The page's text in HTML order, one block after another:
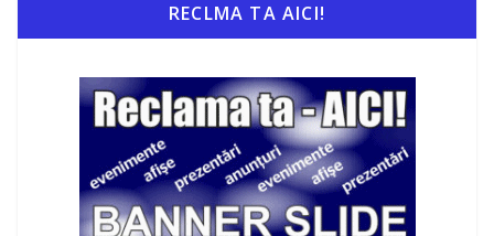
RECLMA TA AICI!